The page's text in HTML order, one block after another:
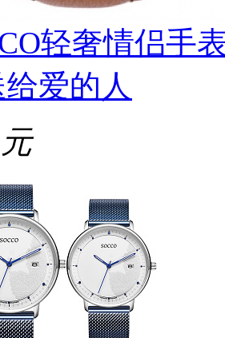
轻奢情侣手
爱的人
元